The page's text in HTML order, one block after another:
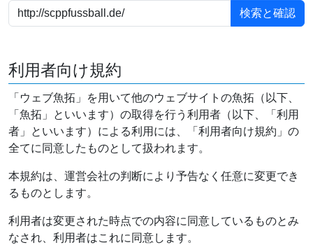
利用者向け規約
「ウェブ魚拓」を用いて他のウェブサイトの魚拓（以下、
「魚拓」といいます）の取得を行う利用者（以下、「利用
者」といいます）による利用には、「利用者向け規約」の
全てに同意したものとして扱われます。
本規約は、運営会社の判断により予告なく任意に変更でき
るものとします。
利用者は変更された時点での内容に同意しているものとみ
なされ、利用者はこれに同意します。